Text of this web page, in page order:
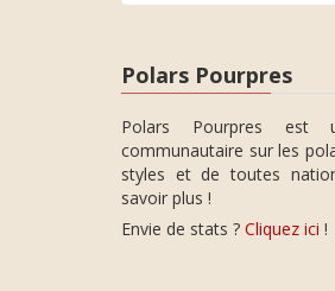
Polars Pourpres
Polars Pourpres est
communautaire sur les
styles et de toutes
savoir plus !
Envie de stats ? Cliquez ici !